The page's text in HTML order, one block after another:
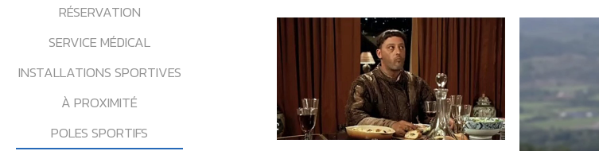
RÉSERVATION
SERVICE MÉDICAL
INSTALLATIONS SPORTIVES
À PROXIMITÉ
POLES SPORTIFS